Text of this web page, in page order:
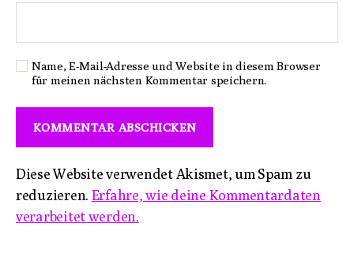
Name, E-Mail-Adresse und Website in diesem Browser
für meinen nächsten Kommentar speichern.
Diese Website verwendet Akismet, um Spam zu
reduzieren. Erfahre, wie deine Kommentardaten
verarbeitet werden.